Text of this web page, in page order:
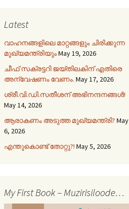
Latest
വാഹനങ്ങളിലെ മാറ്റങ്ങളും ചിരിക്കുന്ന
മുഖ്യമന്ത്രിയുംMay 19, 2026
ചീഫ് സക്രട്ടറി ജയ്തിലകിന് എതിരെ
അന്വേഷണം വേണം. May 17, 2026
ശ്രീ.വി.ഡി.സതീശന് അഭിനന്ദനങ്ങൾ!
May 14, 2026
ആരാകണം അടുത്ത മുഖ്യമന്ത്രി? May
6, 2026
എന്തുകൊണ്ട് തോറ്റു?! May 5, 2026
My First Book – Muzirisiloode…